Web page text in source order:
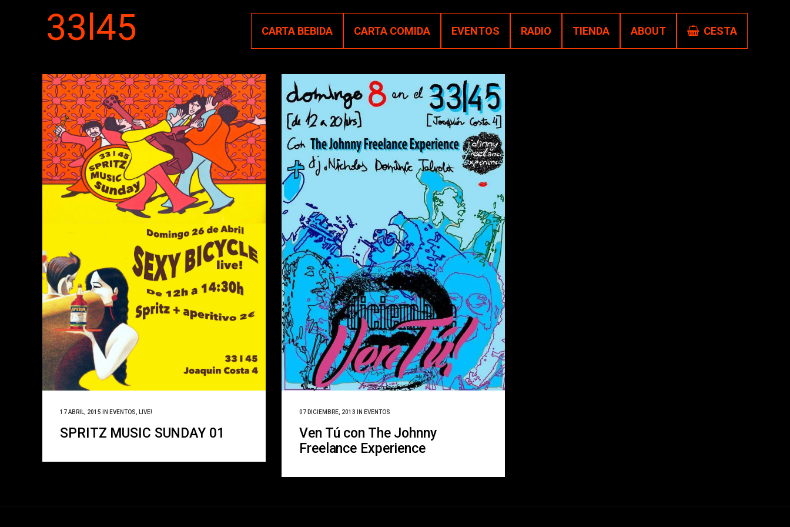
CARTA BEBIDA CARTA COMIDA EVENTOS RADIO TIENDA ABOUT CESTA
17 ABRIL, 2015 IN EVENTOS LIVE!
SPRITZ MUSIC SUNDAY 01
07 DICIEMBRE, 2013 IN EVENTOS
Ven Tú con The Johnny
Freelance Experience